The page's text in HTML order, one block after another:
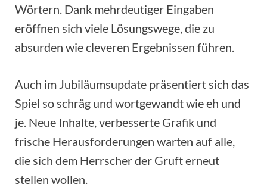
Wörtern. Dank mehrdeutiger Eingaben
eröffnen sich viele Lösungswege, die zu
absurden wie cleveren Ergebnissen führen.
Auch im Jubiläumsupdate präsentiert sich das
Spiel so schräg und wortgewandt wie eh und
je. Neue Inhalte, verbesserte Grafik und
frische Herausforderungen warten auf alle,
die sich dem Herrscher der Gruft erneut
stellen wollen.